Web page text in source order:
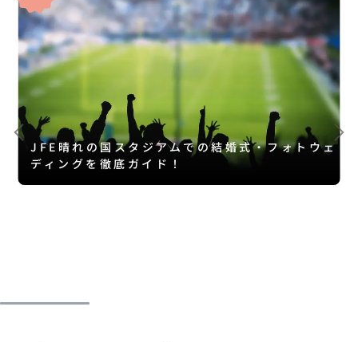
JFE晴れの国スタジアムでの結婚式・フォトウェ
ディングを徹底ガイド！